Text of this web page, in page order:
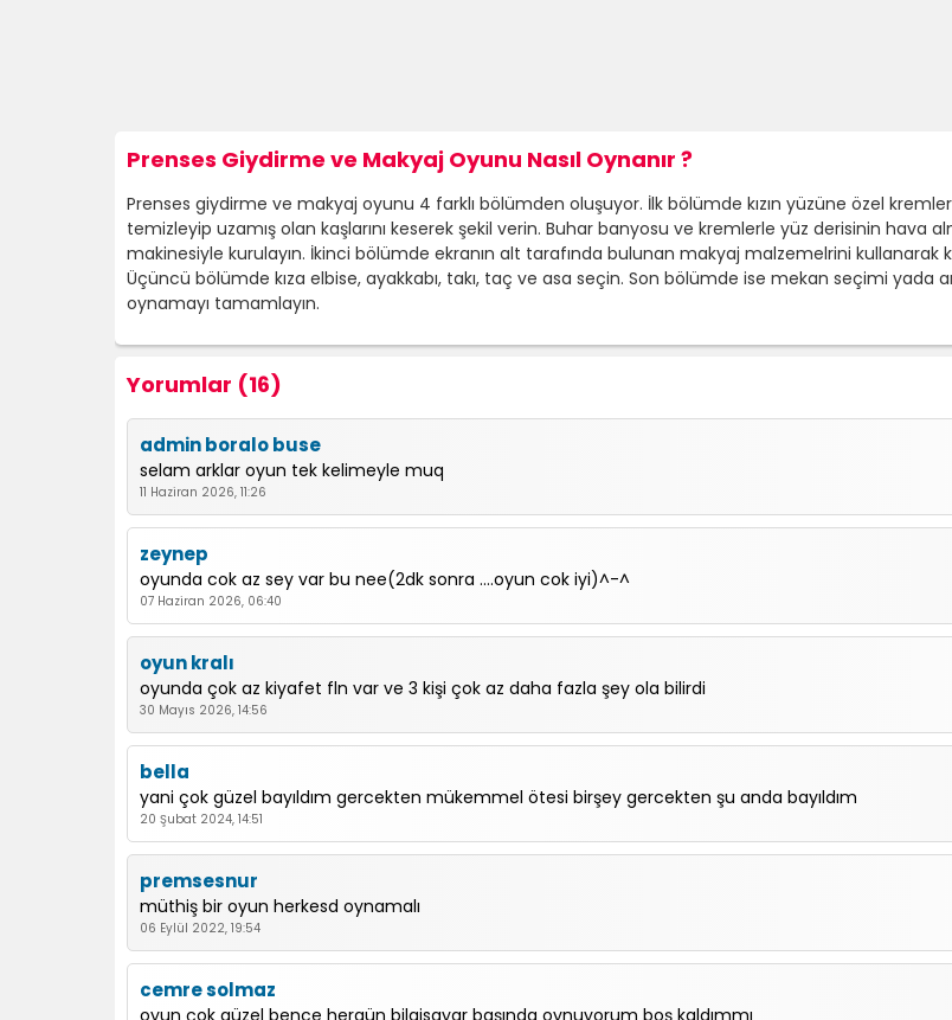
Prenses Giydirme ve Makyaj Oyunu Nasıl Oynanır ?
Prenses giydirme ve makyaj oyunu 4 farklı bölümden oluşuyor. İlk bölümde kızın yüzüne özel
temizleyip uzamış olan kaşlarını keserek şekil verin. Buhar banyosu ve kremlerle yüz derisinin hava
makinesiyle kurulayın. İkinci bölümde ekranın alt tarafında bulunan makyaj malzemelrini kullanarak
Üçüncü bölümde kıza elbise, ayakkabı, takı, taç ve asa seçin. Son bölümde ise mekan seçimi
oynamayı tamamlayın.
Yorumlar (16)
admin boralo buse
selam arklar oyun tek kelimeyle muq
11 Haziran 2026, 11:26
zeynep
oyunda cok az sey var bu nee(2dk sonra ....oyun cok iyi)^-^
07 Haziran 2026, 06:40
oyun kralı
oyunda çok az kiyafet fln var ve 3 kişi çok az daha fazla şey ola bilirdi
30 Mayıs 2026, 14:56
bella
yani çok güzel bayıldım gercekten mükemmel ötesi birşey gercekten şu anda bayıldım
20 Şubat 2024, 14:51
premsesnur
müthiş bir oyun herkesd oynamalı
06 Eylül 2022, 19:54
cemre solmaz
oyun çok güzel bence hergün bilgisayar başında oynuyorum boş kaldımmı